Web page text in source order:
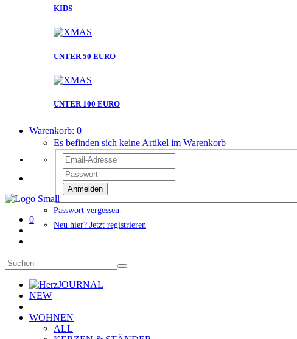
KIDS
UNTER 50 EURO
UNTER 100 EURO
Warenkorb: 0
Es befinden sich keine Artikel im Warenkorb
Anmelden
Passwort vergessen
Neu hier? Jetzt registrieren
0
JOURNAL
NEW
WOHNEN
ALL